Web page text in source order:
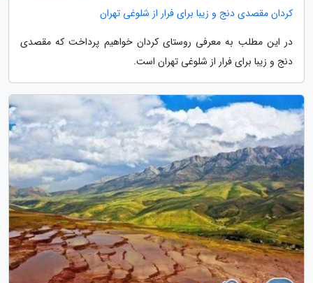
کردان مقصدی دنج و زیبا برای فرار از شلوغی تهران
در این مطلب به معرفی روستای کردان خواهیم پرداخت که مقصدی
دنج و زیبا برای فرار از شلوغی تهران است.